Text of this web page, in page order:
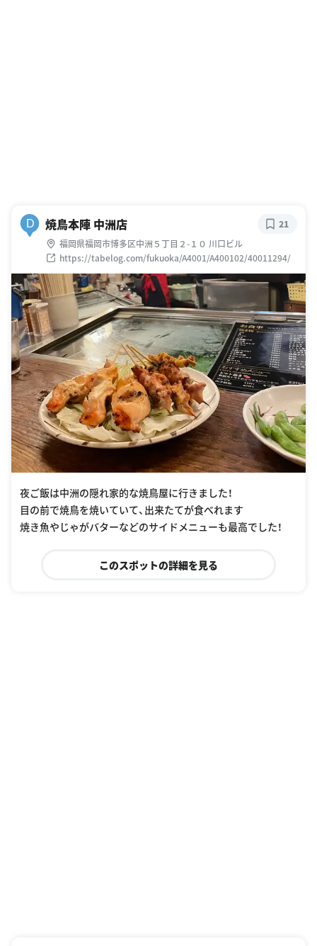
D 焼鳥本陣 中洲店
福岡県福岡市博多区中洲５丁目２-１０ 川口ビル
https://tabelog.com/fukuoka/A4001/A400102/40011294/
21
夜ご飯は中洲の隠れ家的な焼鳥屋に行きました！
目の前で焼鳥を焼いていて、出来たてが食べれます
焼き魚やじゃがバターなどのサイドメニューも最高でした！
このスポットの詳細を見る